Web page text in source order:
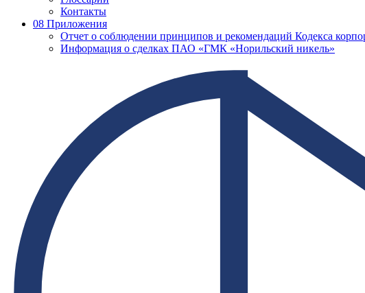
Контакты
08 Приложения
Отчет о соблюдении принципов и рекомендаций Кодекса
Информация о сделках ПАО «ГМК «Норильский никель»